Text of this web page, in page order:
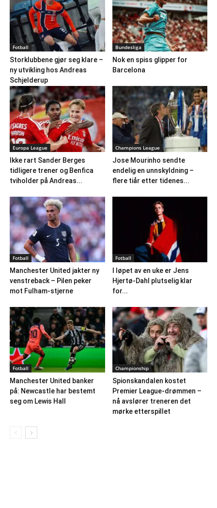
Fotball
Storklubbene gjør seg klare –
ny utvikling hos Andreas
Schjelderup
Bundesliga
Nok en spiss glipper for
Barcelona
Europa League
Ikke rart Sander Berges
tidligere trener og Benfica
tviholder på Andreas...
Champions League
Jose Mourinho sendte
endelig en unnskyldning –
flere tiår etter tidenes...
Fotball
Manchester United jakter ny
venstreback – Pilen peker
mot Fulham-stjerne
Fotball
I løpet av en uke er Jens
Hjertø-Dahl plutselig klar
for...
Fotball
Manchester United banker
på: Newcastle har bestemt
seg om Lewis Hall
Championship
Spionskandalen kostet
Premier League-drømmen –
nå avslører treneren det
mørke etterspillet